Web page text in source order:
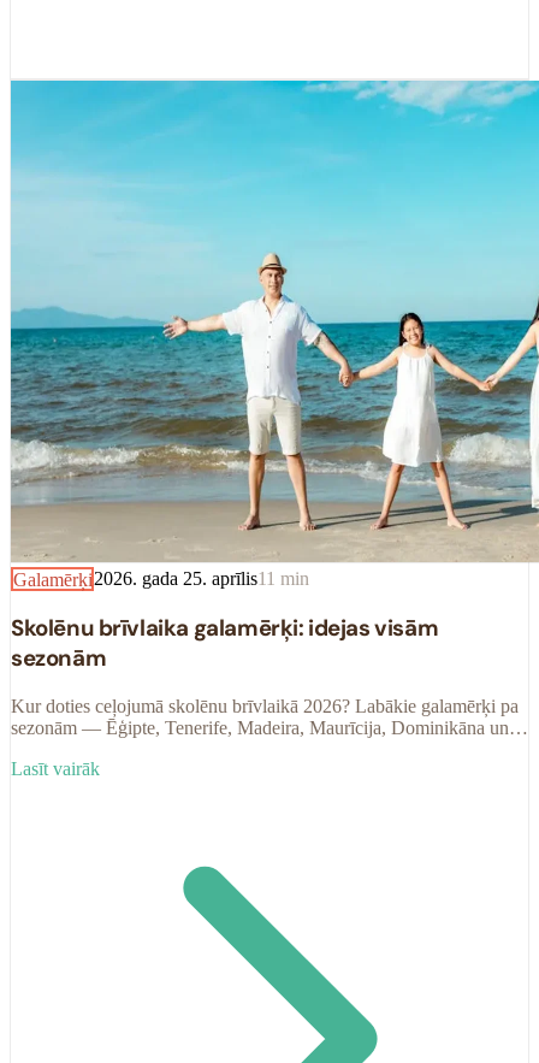
Galamērķi2026. gada 25. aprīlis11 min
Skolēnu brīvlaika galamērķi: idejas visām
sezonām
Kur doties ceļojumā skolēnu brīvlaikā 2026? Labākie galamērķi pa
sezonām — Ēģipte, Tenerife, Madeira, Maurīcija, Dominikāna un
Lasīt vairāk